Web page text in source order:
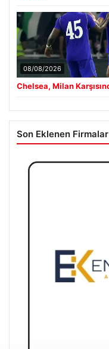
08/08/2026
Chelsea, Milan
Son Eklenen Firmalar